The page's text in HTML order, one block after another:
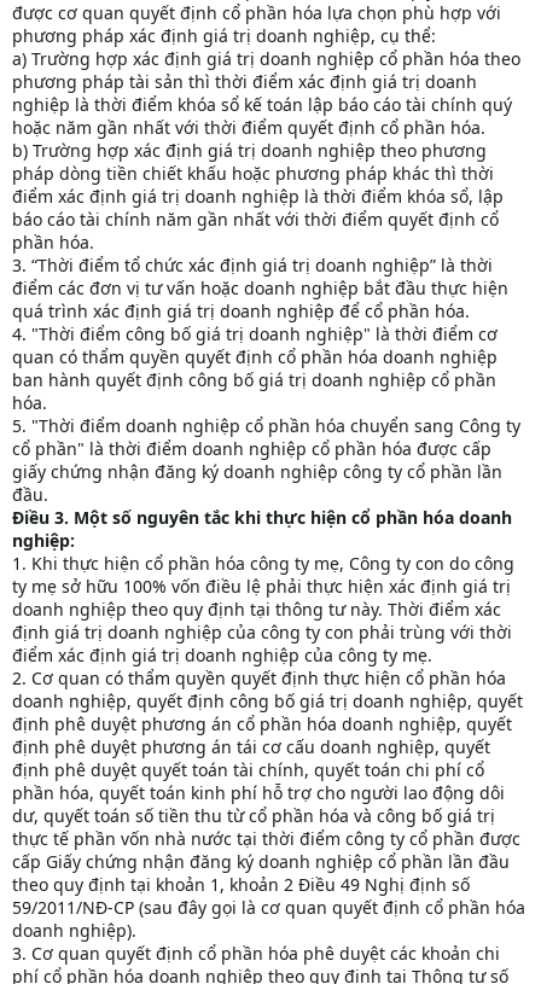
được cơ quan quyết định cổ phần hóa lựa chọn phù hợp với
phương pháp xác định giá trị doanh nghiệp, cụ thể:
a) Trường hợp xác định giá trị doanh nghiệp cổ phần hóa theo
phương pháp tài sản thì thời điểm xác định giá trị doanh
nghiệp là thời điểm khóa sổ kế toán lập báo cáo tài chính quý
hoặc năm gần nhất với thời điểm quyết định cổ phần hóa.
b) Trường hợp xác định giá trị doanh nghiệp theo phương
pháp dòng tiền chiết khấu hoặc phương pháp khác thì thời
điểm xác định giá trị doanh nghiệp là thời điểm khóa sổ, lập
báo cáo tài chính năm gần nhất với thời điểm quyết định cổ
phần hóa.
3. “Thời điểm tổ chức xác định giá trị doanh nghiệp” là thời
điểm các đơn vị tư vấn hoặc doanh nghiệp bắt đầu thực hiện
quá trình xác định giá trị doanh nghiệp để cổ phần hóa.
4. "Thời điểm công bố giá trị doanh nghiệp" là thời điểm cơ
quan có thẩm quyền quyết định cổ phần hóa doanh nghiệp
ban hành quyết định công bố giá trị doanh nghiệp cổ phần
hóa.
5. "Thời điểm doanh nghiệp cổ phần hóa chuyển sang Công ty
cổ phần" là thời điểm doanh nghiệp cổ phần hóa được cấp
giấy chứng nhận đăng ký doanh nghiệp công ty cổ phần lần
đầu.
Điều 3. Một số nguyên tắc khi thực hiện cổ phần hóa doanh
nghiệp:
1. Khi thực hiện cổ phần hóa công ty mẹ, Công ty con do công
ty mẹ sở hữu 100% vốn điều lệ phải thực hiện xác định giá trị
doanh nghiệp theo quy định tại thông tư này. Thời điểm xác
định giá trị doanh nghiệp của công ty con phải trùng với thời
điểm xác định giá trị doanh nghiệp của công ty mẹ.
2. Cơ quan có thẩm quyền quyết định thực hiện cổ phần hóa
doanh nghiệp, quyết định công bố giá trị doanh nghiệp, quyết
định phê duyệt phương án cổ phần hóa doanh nghiệp, quyết
định phê duyệt phương án tái cơ cấu doanh nghiệp, quyết
định phê duyệt quyết toán tài chính, quyết toán chi phí cổ
phần hóa, quyết toán kinh phí hỗ trợ cho người lao động dôi
dư, quyết toán số tiền thu từ cổ phần hóa và công bố giá trị
thực tế phần vốn nhà nước tại thời điểm công ty cổ phần được
cấp Giấy chứng nhận đăng ký doanh nghiệp cổ phần lần đầu
theo quy định tại khoản 1, khoản 2 Điều 49 Nghị định số
59/2011/NĐ-CP (sau đây gọi là cơ quan quyết định cổ phần hóa
doanh nghiệp).
3. Cơ quan quyết định cổ phần hóa phê duyệt các khoản chi
phí cổ phần hóa doanh nghiệp theo quy định tại Thông tư số